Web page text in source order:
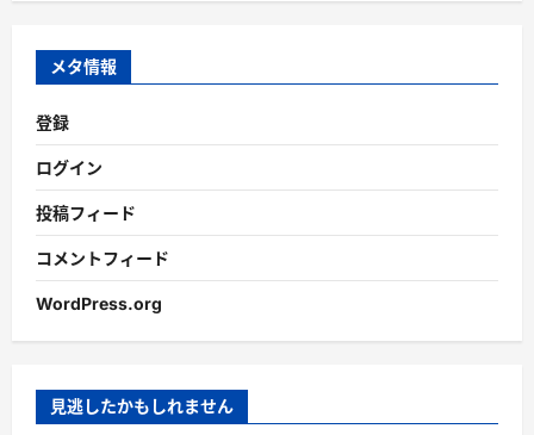
ブ
メタ情報
登録
ログイン
投稿フィード
コメントフィード
WordPress.org
見逃したかもしれません